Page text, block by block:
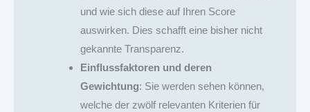
und wie sich diese auf Ihren Score
auswirken. Dies schafft eine bisher nicht
gekannte Transparenz.
Einflussfaktoren und deren
Gewichtung: Sie werden sehen können,
welche der zwölf relevanten Kriterien für